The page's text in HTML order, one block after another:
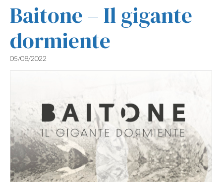
Baitone – Il gigante
dormiente
05/08/2022